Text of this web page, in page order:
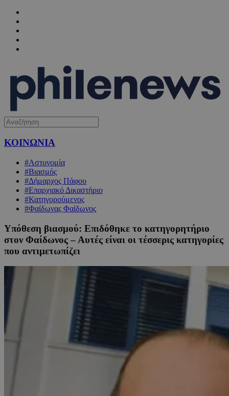
ΚΟΙΝΩΝΙΑ
#Αστυνομία
#Βιασμός
#Δήμαρχος Πάφου
#Επαρχιακό Δικαστήριο
#Κατηγορούμενος
#Φαίδωνας Φαίδωνος
Υπόθεση βιασμού: Επιδόθηκε το κατηγορητήριο
στον Φαίδωνος – Αυτές είναι οι τέσσερις κατηγορίες
που αντιμετωπίζει